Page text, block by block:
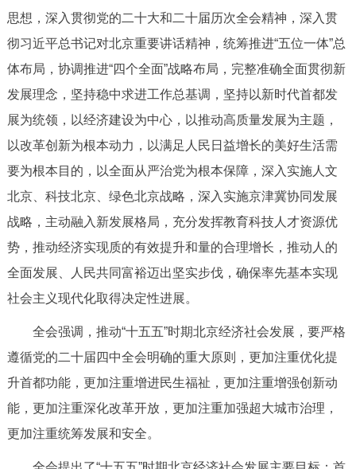
思想，深入贯彻党的二十大和二十届历次全会精神，深入贯
彻习近平总书记对北京重要讲话精神，统筹推进“五位一体”总
体布局，协调推进“四个全面”战略布局，完整准确全面贯彻新
发展理念，坚持稳中求进工作总基调，坚持以新时代首都发
展为统领，以经济建设为中心，以推动高质量发展为主题，
以改革创新为根本动力，以满足人民日益增长的美好生活需
要为根本目的，以全面从严治党为根本保障，深入实施人文
北京、科技北京、绿色北京战略，深入实施京津冀协同发展
战略，主动融入新发展格局，充分发挥教育科技人才资源优
势，推动经济实现质的有效提升和量的合理增长，推动人的
全面发展、人民共同富裕迈出坚实步伐，确保率先基本实现
社会主义现代化取得决定性进展。
全会强调，推动“十五五”时期北京经济社会发展，要严格
遵循党的二十届四中全会明确的重大原则，更加注重优化提
升首都功能，更加注重增进民生福祉，更加注重增强创新动
能，更加注重深化改革开放，更加注重加强超大城市治理，
更加注重统筹发展和安全。